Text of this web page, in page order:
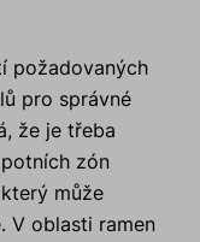
požadovaných
pro správné
že je třeba
zón
může
V oblasti ramen